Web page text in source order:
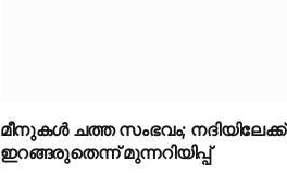
മീനുകൾ ചത്ത സംഭവം; നദിയിലേക്ക്
ഇറങ്ങരുതെന്ന് മുന്നറിയിപ്പ്